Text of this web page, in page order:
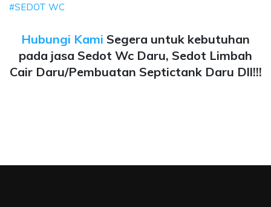
#SEDOT WC
Hubungi Kami Segera untuk kebutuhan
pada jasa Sedot Wc Daru, Sedot Limbah
Cair Daru/Pembuatan Septictank Daru Dll!!!